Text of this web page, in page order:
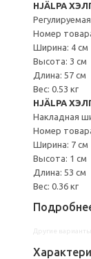
HJÄLPA
Номер
Ширина: 4 см
Высота: 3 см
Длина: 57 см
Вес: 0.53 кг
HJÄLPA
Накладная
Номер
Ширина: 7 см
Высота: 1 см
Длина: 53 см
Вес: 0.36 кг